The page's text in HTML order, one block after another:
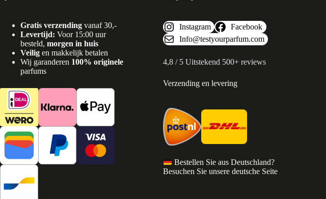
Gratis verzending vanaf 30,-
Levertijd: Voor 15:00 uur
besteld, morgen in huis
Veilig en makkelijk betalen
Wij garanderen 100% originele
parfums
Instagram
Facebook
Info@testyourparfum.com
4,8 / 5 Uitstekend 500+ reviews
Verzending en levering
Bestellen Sie aus Deutschland?
Besuchen Sie unsere deutsche Seite